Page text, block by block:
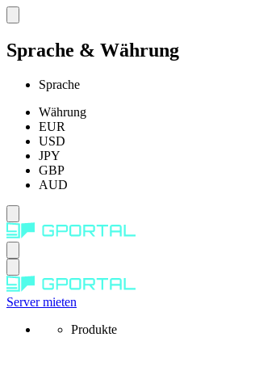
Sprache & Währung
Sprache
Währung
EUR
USD
JPY
GBP
AUD
Server mieten
Produkte